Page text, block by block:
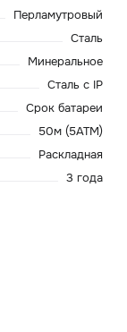
Перламутровый
Сталь
Минеральное
Сталь c IP
Срок батареи
50м (5ATM)
Раскладная
3 года